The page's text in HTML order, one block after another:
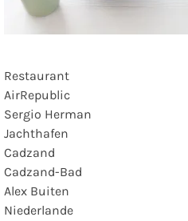
Restaurant
AirRepublic
Sergio Herman
Jachthafen
Cadzand
Cadzand-Bad
Alex Buiten
Niederlande